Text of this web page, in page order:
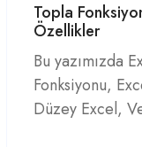
Topla
Özellikler
Bu yazımızda
Fonksiyonu,
Düzey Excel,